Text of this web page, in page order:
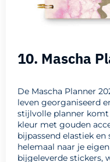
10. Mascha
De Mascha Planner
leven georganiseerd
stijlvolle planner komt
kleur met gouden
bijpassend elastiek
helemaal naar je
bijgeleverde stickers,